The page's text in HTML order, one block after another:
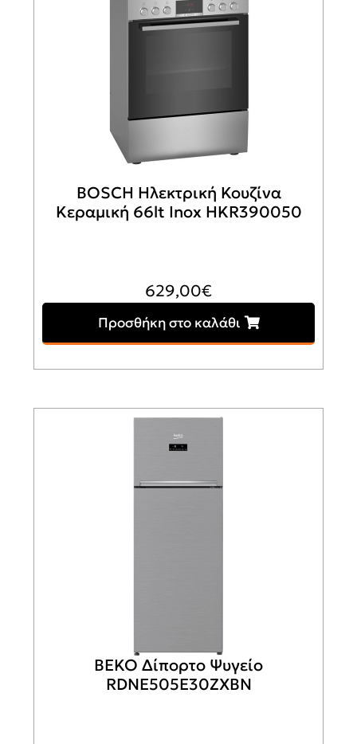
BOSCH Ηλεκτρική Κουζίνα
Κεραμική 66lt Inox HKR390050
629,00€
Προσθήκη στο καλάθι
BEKO Δίπορτο Ψυγείο
RDNE505E30ZXBN